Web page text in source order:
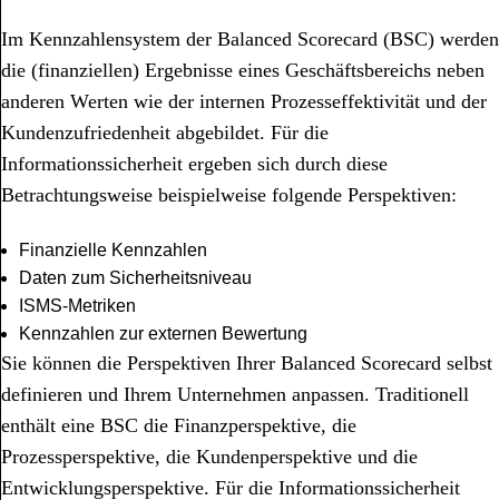
Im Kennzahlensystem der Balanced Scorecard (BSC) werden
die (finanziellen) Ergebnisse eines Geschäftsbereichs neben
anderen Werten wie der internen Prozesseffektivität und der
Kundenzufriedenheit abgebildet. Für die
Informationssicherheit ergeben sich durch diese
Betrachtungsweise beispielweise folgende Perspektiven:
Finanzielle Kennzahlen
Daten zum Sicherheitsniveau
ISMS-Metriken
Kennzahlen zur externen Bewertung
Sie können die Perspektiven Ihrer Balanced Scorecard selbst
definieren und Ihrem Unternehmen anpassen. Traditionell
enthält eine BSC die Finanzperspektive, die
Prozessperspektive, die Kundenperspektive und die
Entwicklungsperspektive. Für die Informationssicherheit